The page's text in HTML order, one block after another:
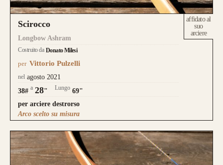
Scirocco
Longbow Ashram
Costruito da Donato Milesi
per Vittorio Pulzelli
nel agosto 2021
38# a 28" Lungo 69"
per arciere destrorso
affidato al
suo
arciere
Arco scelto su misura